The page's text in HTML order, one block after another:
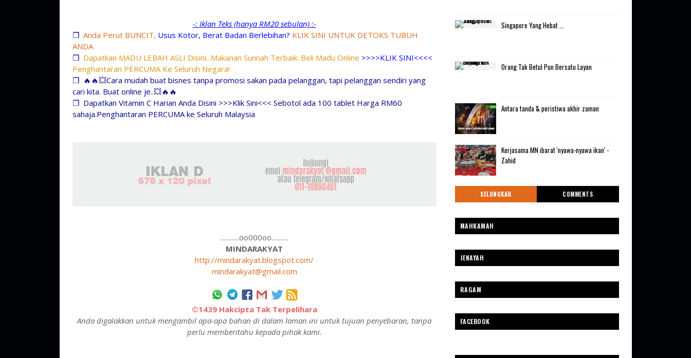
-: Iklan Teks (hanya RM20 sebulan) :-
❐ Anda Perut BUNCIT, Usus Kotor, Berat Badan Berlebihan? KLIK SINI UNTUK DETOKS TUBUH
ANDA
❐ Dapatkan MADU LEBAH ASLI Disini...Makanan Sunnah Terbaik. Beli Madu Online >>>>KLIK SINI<<<<
Penghantaran PERCUMA Ke Seluruh Negara!
❐ 🔥🔥💥Cara mudah buat bisnes tanpa promosi sakan pada pelanggan, tapi pelanggan sendiri yang
cari kita. Buat online je..💥🔥🔥
❐ Dapatkan Vitamin C Harian Anda Disini >>>Klik Sini<<< Sebotol ada 100 tablet Harga RM60
sahaja.Penghantaran PERCUMA ke Seluruh Malaysia
............oo000oo...........
MINDARAKYAT
http://mindarakyat.blogspot.com/
mindarakyat@gmail.com
©1439 Hakcipta Tak Terpelihara
Anda digalakkan untuk mengambil apa-apa bahan di dalam laman ini untuk tujuan penyebaran, tanpa
perlu memberitahu kepada pihak kami.
Singapore Yang Hebat ...
Orang Tak Betul Pun Bersatu Layan
Antara tanda & peristiwa akhir zaman
Kerjasama MN ibarat 'nyawa-nyawa ikan' -
Zahid
SELONGKAR COMMENTS
MAHKAMAH
JENAYAH
RAGAM
FACEBOOK